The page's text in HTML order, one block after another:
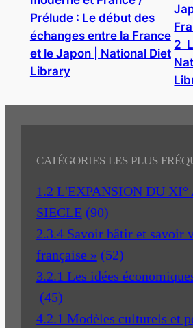
Prélude : Le début des
échanges entre la France
et le Japon | National Diet
Library
CATÉGORIES LES PLUS
1.2 L'EXPANSION DU
SIECLE (90)
2.3.4 Savoir bâtir et savoir
française » (52)
3.2.1 Les idées
(45)
4.2.1 Modèles culturels et